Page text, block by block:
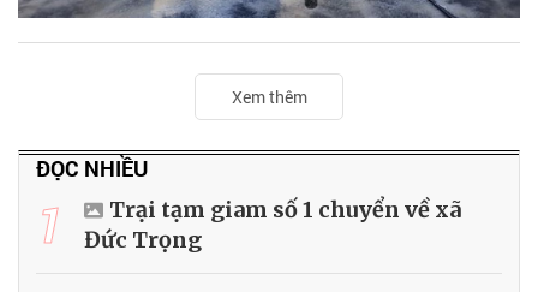
Xem thêm
ĐỌC NHIỀU
1
Trại tạm giam số 1 chuyển về xã
Đức Trọng